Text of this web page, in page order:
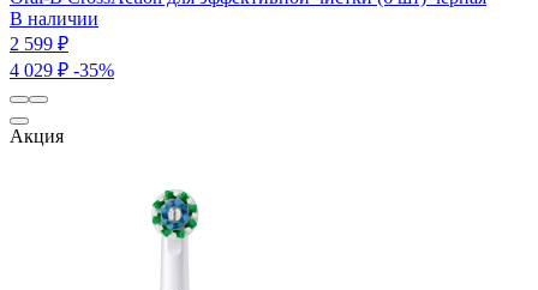
В наличии
2 599 ₽
4 029 ₽ -35%
Акция